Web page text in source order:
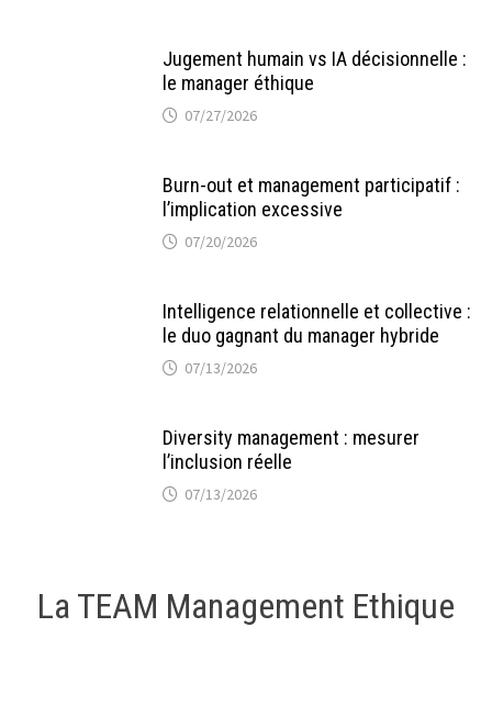
Jugement humain vs IA décisionnelle :
le manager éthique
07/27/2026
Burn-out et management participatif :
l’implication excessive
07/20/2026
Intelligence relationnelle et collective :
le duo gagnant du manager hybride
07/13/2026
Diversity management : mesurer
l’inclusion réelle
07/13/2026
La TEAM Management Ethique